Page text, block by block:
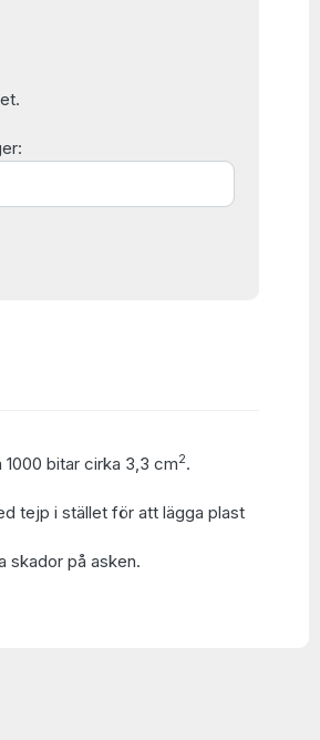
bitar cirka 3,3 cm2.
tejp i stället för att lägga plast
skador på asken.